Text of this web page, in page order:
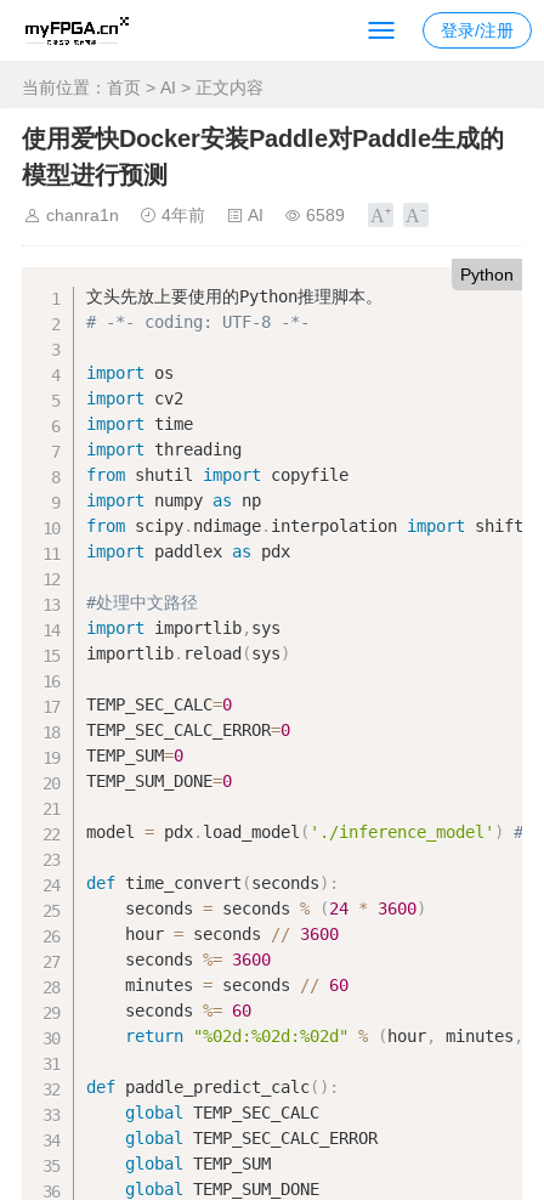
登录/注册
当前位置： 首页 > AI > 正文内容
使用爱快Docker安装Paddle对Paddle生成的
模型进行预测
chanra1n 4年前 AI 6589
Python
# -*- coding: UTF-8 -*-
import
import
import
import
from shutil import
import numpy as
from scipy. ndimage. interpolation import
import paddlex as pdx
#处理中文路径
import importlib, sys
importlib. reload (sys)
TEMP_SEC_CALC=0
TEMP_SEC_CALC_ERROR=0
TEMP_SUM=0
TEMP_SUM_DONE=0
model = pdx. load_model ( './inference_model' )
def time_convert (seconds) :
    seconds
= seconds % (24 * 3600)
    hour
= seconds // 3600
    seconds
%= 3600
    minutes
= seconds // 60
    seconds
%= 60
return
"%02d:%02d:%02d" % ( hour, minutes ,
def paddle_predict_calc( ) :
global
TEMP_SEC_CALC
global
TEMP_SEC_CALC_ERROR
global
TEMP_SUM
global
TEMP_SUM_DONE